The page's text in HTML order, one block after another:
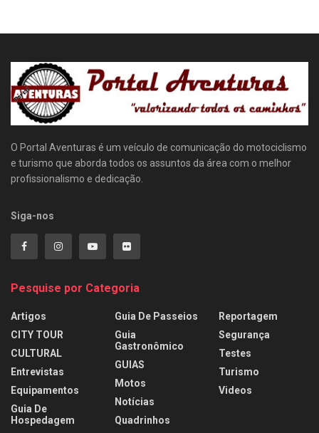
O Portal Aventuras é um veículo de comunicação do motociclismo
e turismo que aborda todos os assuntos da área com o melhor
profissionalismo e dedicação.
Siga-nos
Pesquise por Categoria
Artigos
CITY TOUR
CULTURAL
Entrevistas
Equipamentos
Guia De
Hospedagem
Guia De Passeios
Guia
Gastronômico
GUIAS
Motos
Notícias
Quadrinhos
Reportagem
Segurança
Testes
Turismo
Videos